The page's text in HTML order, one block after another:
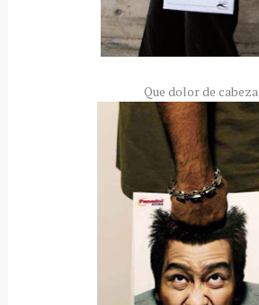
Que dolor de cabeza